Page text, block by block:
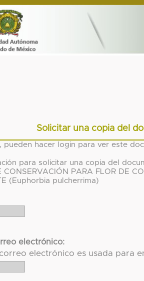
Solicitar una copia del
pueden hacer login para ver este
para solicitar una copia del
CONSERVACIÓN PARA FLOR DE
(Euphorbia pulcherrima)
electrónico:
electrónico es usada para